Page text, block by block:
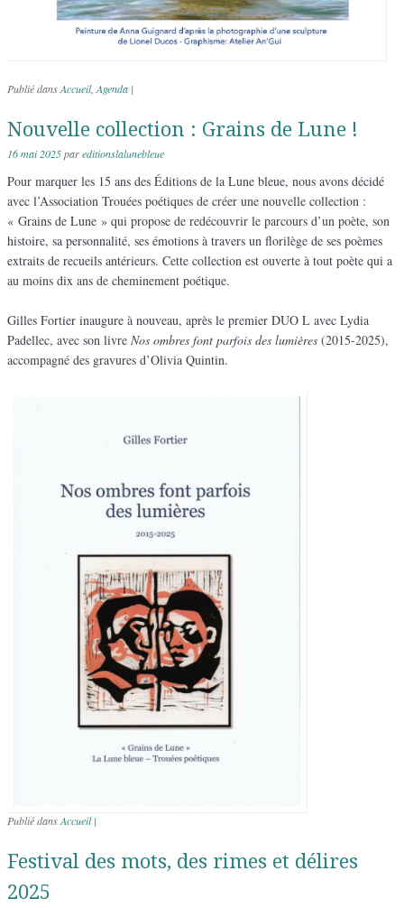
Publié dansAccueil,Agenda |
Nouvelle collection : Grains de Lune !
16 mai 2025pareditionslalunebleue
Pour marquer les 15 ans des Éditions de la Lune bleue, nous avons décidé
avec l’Association Trouées poétiques de créer une nouvelle collection :
« Grains de Lune » qui propose de redécouvrir le parcours d’un poète, son
histoire, sa personnalité, ses émotions à travers un florilège de ses poèmes
extraits de recueils antérieurs. Cette collection est ouverte à tout poète qui a
au moins dix ans de cheminement poétique.
Gilles Fortier inaugure à nouveau, après le premier DUO L avec Lydia
Padellec, avec son livre Nos ombres font parfois des lumières (2015-2025),
accompagné des gravures d’Olivia Quintin.
Publié dansAccueil |
Festival des mots, des rimes et délires
2025